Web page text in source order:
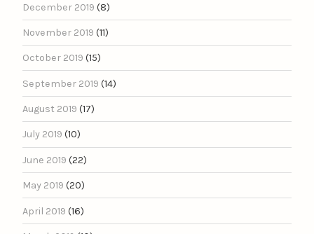
December 2019 (8)
November 2019 (11)
October 2019 (15)
September 2019 (14)
August 2019 (17)
July 2019 (10)
June 2019 (22)
May 2019 (20)
April 2019 (16)